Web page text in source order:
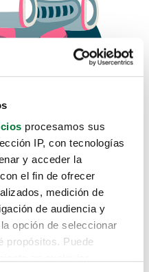
procesamos sus
IP, con tecnologías
y acceder la
el fin de ofrecer
medición de
de audiencia y
opción de seleccionar
propósitos. Puede
como
aquí.
que estás
enlaces: